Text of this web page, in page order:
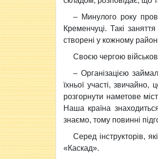
– Минулого року
Кременчуці. Такі
створені у кожному
Своєю чергою
– Організацією
їхньої участі,
розгорнути наметове
Наша країна
знаємо, тому повинні
Серед інструкторів,
«Каскад».